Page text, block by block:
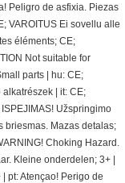
Peligro de asfixia. Piezas
VAROITUS Ei sovellu alle
éléments; CE;
Not suitable for
parts | hu: CE;
| it: CE;
Užspringimo
briesmas. Mazas detalas;
Choking Hazard.
Kleine onderdelen; 3+ |
pt: Atençao! Perigo de